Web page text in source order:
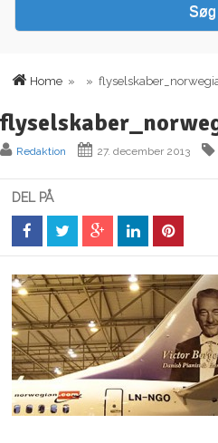
Home » »
Redaktion 27. december 2013
DEL PÅ